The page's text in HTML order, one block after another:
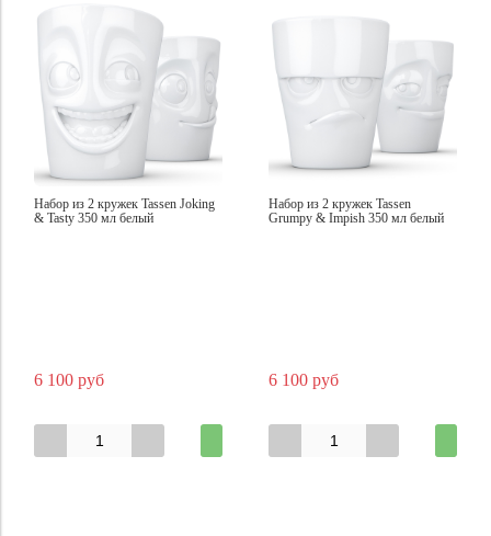
Набор из 2 кружек Tassen Joking
& Tasty 350 мл белый
6 100 руб
Набор из 2 кружек Tassen
Grumpy & Impish 350 мл белый
6 100 руб